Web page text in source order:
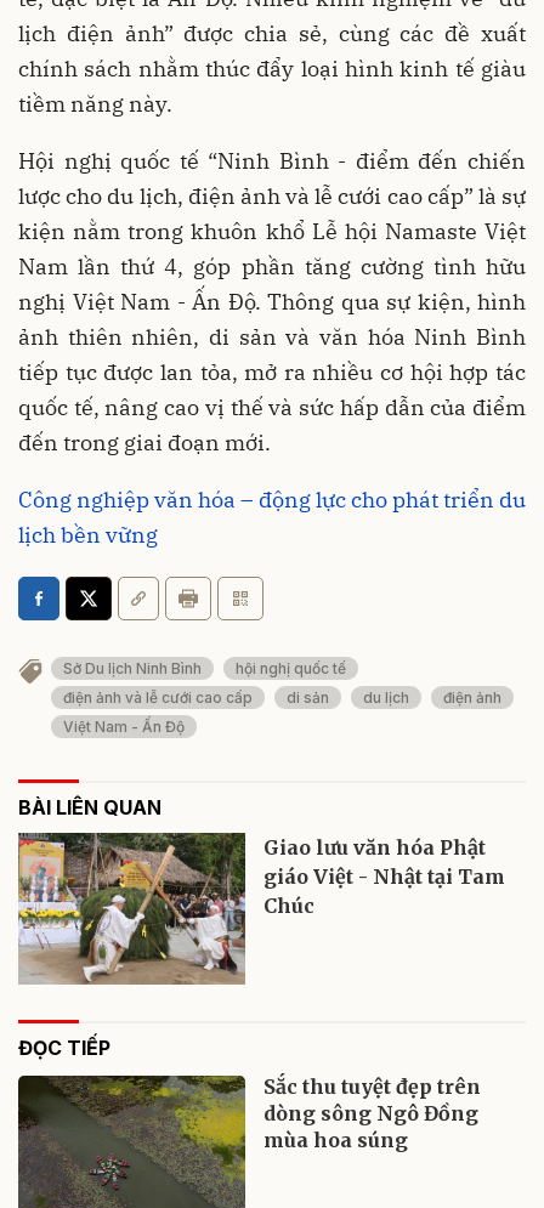
lịch điện ảnh” được chia sẻ, cùng các đề xuất
chính sách nhằm thúc đẩy loại hình kinh tế giàu
tiềm năng này.
Hội nghị quốc tế “Ninh Bình - điểm đến chiến
lược cho du lịch, điện ảnh và lễ cưới cao cấp” là sự
kiện nằm trong khuôn khổ Lễ hội Namaste Việt
Nam lần thứ 4, góp phần tăng cường tình hữu
nghị Việt Nam - Ấn Độ. Thông qua sự kiện, hình
ảnh thiên nhiên, di sản và văn hóa Ninh Bình
tiếp tục được lan tỏa, mở ra nhiều cơ hội hợp tác
quốc tế, nâng cao vị thế và sức hấp dẫn của điểm
đến trong giai đoạn mới.
Công nghiệp văn hóa – động lực cho phát triển du
lịch bền vững
Sở Du lịch Ninh Bình
hội nghị quốc tế
điện ảnh và lễ cưới cao cấp
di sản du lịch
điện ảnh
Việt Nam - Ấn Độ
BÀI LIÊN QUAN
Giao lưu văn hóa Phật
giáo Việt - Nhật tại Tam
Chúc
ĐỌC TIẾP
Sắc thu tuyệt đẹp trên
dòng sông Ngô Đồng
mùa hoa súng